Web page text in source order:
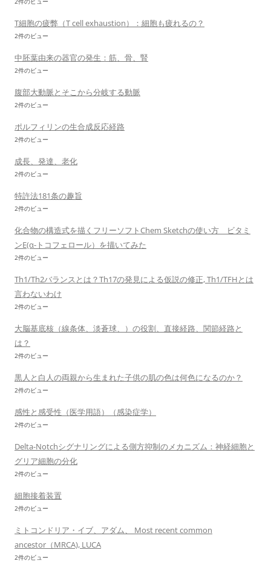
T細胞の疲弊（T cell exhaustion）：細胞も疲れるの？
2件のビュー
中胚葉由来の器官の発生：筋、骨、腎
2件のビュー
腹部大動脈とそこから分岐する動脈
2件のビュー
ポルフィリンの生合成反応経路
2件のビュー
成長、発達、老化
2件のビュー
特許法181条の趣旨
2件のビュー
化合物の構造式を描くフリーソフトChem Sketchの使い方 ビタミ
ンE(α-トコフェロール）を描いてみた
2件のビュー
Th1/Th2バランスとは？Th17の発見による仮説の修正, Th1/TFHとは
言わないわけ
2件のビュー
大脳基底核（線条体、淡蒼球、）の役割、直接経路、関節経路と
は？
2件のビュー
黒人と白人の両親から生まれた子供の肌の色は何色になるのか？
2件のビュー
感性と感受性（医学用語）（感染症学）
2件のビュー
Delta-Notchシグナリングによる側方抑制のメカニズム：神経細胞と
グリア細胞の分化
2件のビュー
細胞接着装置
2件のビュー
ミトコンドリア・イブ、アダム、 Most recent common
ancestor（MRCA), LUCA
2件のビュー